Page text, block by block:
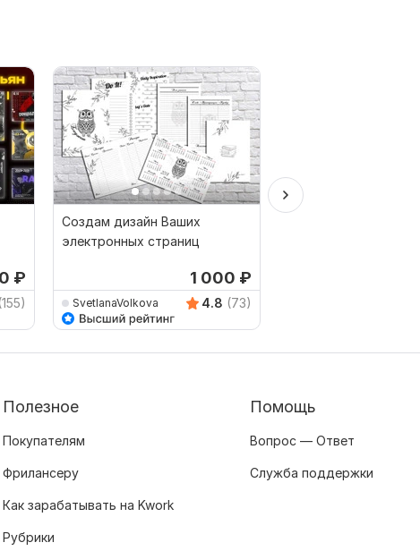
₽
(155)
Создам дизайн Ваших
электронных страниц
1 000 ₽
SvetlanaVolkova 4.8 (73)
Полезное
Покупателям
Фрилансеру
Как зарабатывать на Kwork
Рубрики
Помощь
Вопрос — Ответ
Служба поддержки